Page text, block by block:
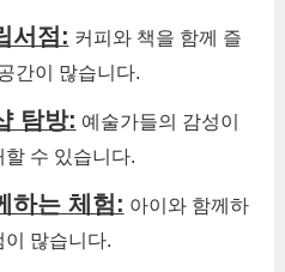
서점: 커피와 책을 함께 즐
간이 많습니다.
탐방: 예술가들의 감성이
수 있습니다.
하는 체험: 아이와 함께하
많습니다.